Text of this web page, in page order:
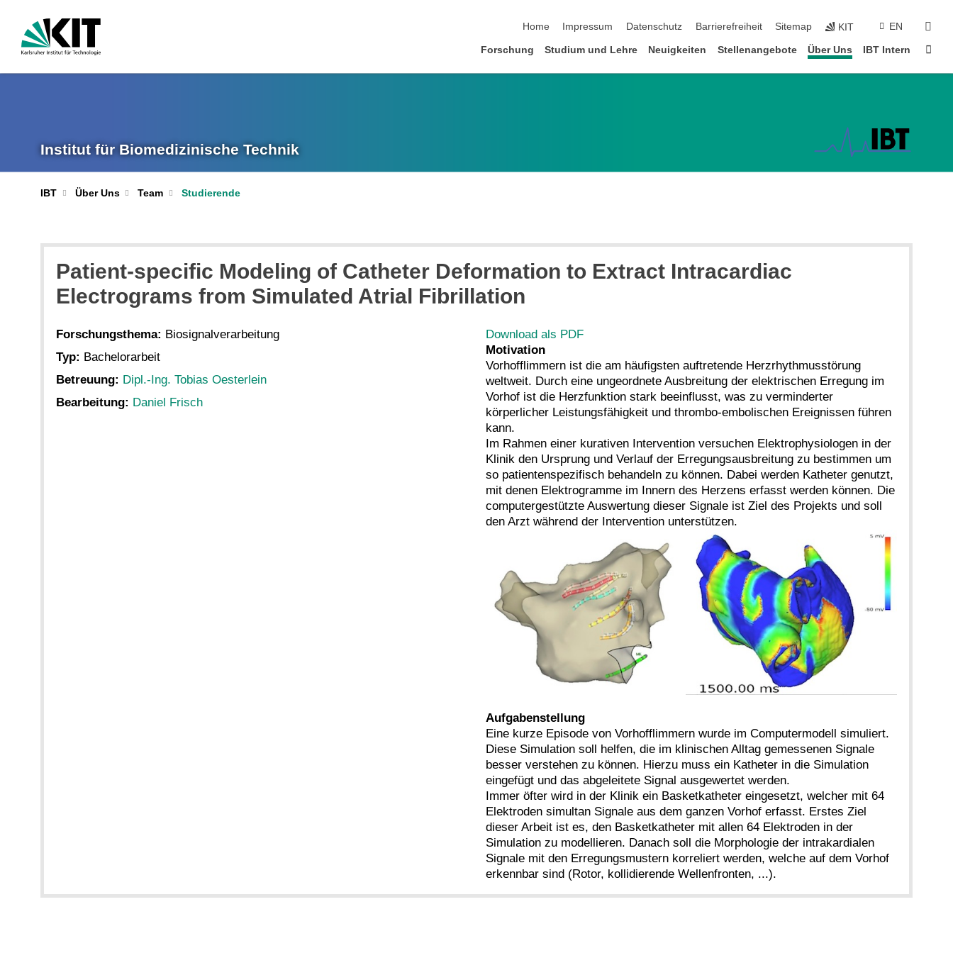
Home
Impressum Datenschutz Barrierefreiheit Sitemap KIT EN
Forschung Studium und Lehre Neuigkeiten Stellenangebote Über Uns IBT Intern
Institut für Biomedizinische Technik
IBT Über Uns Team Studierende
Patient-specific Modeling of Catheter Deformation to Extract Intracardiac
Electrograms from Simulated Atrial Fibrillation
Forschungsthema: Biosignalverarbeitung
Typ: Bachelorarbeit
Betreuung: Dipl.-Ing. Tobias Oesterlein
Bearbeitung: Daniel Frisch
Download als PDF
Motivation
Vorhofflimmern ist die am häufigsten auftretende Herzrhythmusstörung
weltweit. Durch eine ungeordnete Ausbreitung der elektrischen Erregung im
Vorhof ist die Herzfunktion stark beeinflusst, was zu verminderter
körperlicher Leistungsfähigkeit und thrombo-embolischen Ereignissen führen
kann.
Im Rahmen einer kurativen Intervention versuchen Elektrophysiologen in der
Klinik den Ursprung und Verlauf der Erregungsausbreitung zu bestimmen um
so patientenspezifisch behandeln zu können. Dabei werden Katheter genutzt,
mit denen Elektrogramme im Innern des Herzens erfasst werden können. Die
computergestützte Auswertung dieser Signale ist Ziel des Projekts und soll
den Arzt während der Intervention unterstützen.
Aufgabenstellung
Eine kurze Episode von Vorhofflimmern wurde im Computermodell simuliert.
Diese Simulation soll helfen, die im klinischen Alltag gemessenen Signale
besser verstehen zu können. Hierzu muss ein Katheter in die Simulation
eingefügt und das abgeleitete Signal ausgewertet werden.
Immer öfter wird in der Klinik ein Basketkatheter eingesetzt, welcher mit 64
Elektroden simultan Signale aus dem ganzen Vorhof erfasst. Erstes Ziel
dieser Arbeit ist es, den Basketkatheter mit allen 64 Elektroden in der
Simulation zu modellieren. Danach soll die Morphologie der intrakardialen
Signale mit den Erregungsmustern korreliert werden, welche auf dem Vorhof
erkennbar sind (Rotor, kollidierende Wellenfronten, ...).